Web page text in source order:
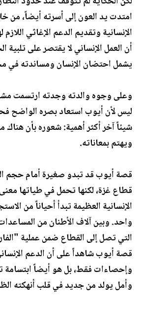
امتدت يد العون إلى أسرته أيضاً، من
الإنسانية وتقديم الدعم الإغاثي
أن العمل الإنساني لا يقتصر على تلبية
يشمل احتضان الإنسان ومساندته في
وعلى وجوه والدته وجدته ارتسمت
ليس لأن أيوب استعاد بصره الواضح
شيئاً آخر أكثر أهمية: شعوره بأن
ويهتم بمعاناته.
قصة أيوب قد تبدو صغيرة أمام حجم
قطاع غزة، لكنها تحمل في طياتها معنى
الإنسانية العظيمة تبدأ أحياناً من
واحد. وبين آلاف الأطنان من
قصة أيوب شاهداً على أن الدعم
وإحصاءات فقط، بل هو أيضاً ابتسامة
وأمل يولد من جديد في قلب أنهكته